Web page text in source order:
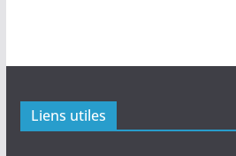
Liens utiles